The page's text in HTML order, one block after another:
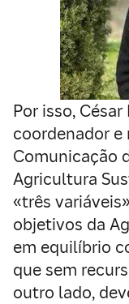
Por isso,
coordenador e
Comunicação
Agricultura
«três
objetivos da
em equilíbrio
que sem
outro lado,